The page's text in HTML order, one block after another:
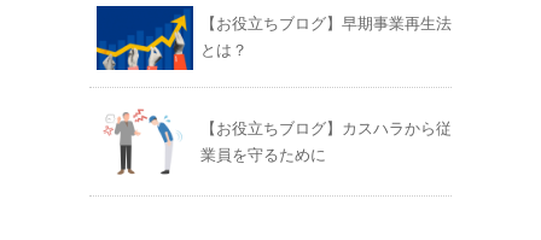
【お役立ちブログ】早期事業再生法
とは？
【お役立ちブログ】カスハラから従
業員を守るために